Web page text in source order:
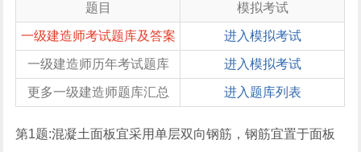
题目 模拟考试
一级建造师考试题库及答案 进入模拟考试
一级建造师历年考试题库 进入模拟考试
更多一级建造师题库汇总 进入题库列表
第1题:混凝土面板宜采用单层双向钢筋，钢筋宜置于面板